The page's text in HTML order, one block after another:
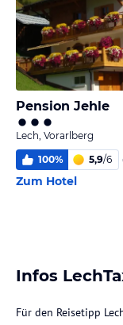
Pension Jehle
Lech, Vorarlberg
100% 5,9/6
Zum Hotel
Infos
Für den Reisetipp